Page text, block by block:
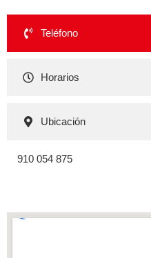
Teléfono
Horarios
Ubicación
910 054 875